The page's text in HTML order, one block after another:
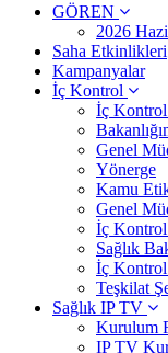
GÖREN
2026
Saha Etkinlikleri
Kampanyalar
İç Kontrol
İç
Genel
Yönerge
Kamu
Genel
İç
Sağlık
İç
Teşkilat
Sağlık IP TV
Kurulum
IP TV